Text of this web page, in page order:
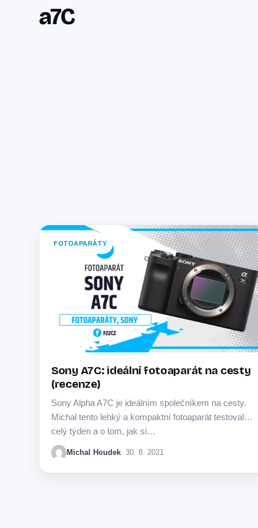
a7C
FOTOAPARÁTY
Sony A7C: ideální fotoaparát na cesty
(recenze)
Sony Alpha A7C je ideálním společníkem na cesty.
Michal tento lehký a kompaktní fotoaparát testoval
celý týden a o tom, jak si…
Michal Houdek· 30. 8. 2021